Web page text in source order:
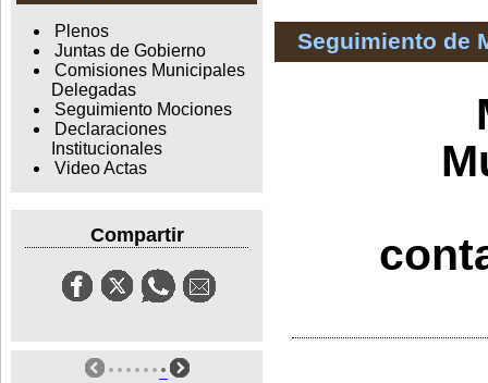
Plenos
Juntas de Gobierno
Comisiones Municipales
Delegadas
Seguimiento Mociones
Declaraciones
Institucionales
Video Actas
Compartir
Seguimiento de